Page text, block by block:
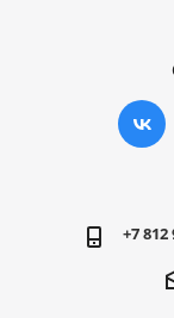
+7 812